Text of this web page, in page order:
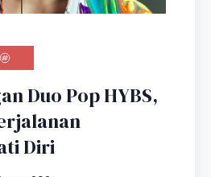
Duo Pop HYBS,
Diri